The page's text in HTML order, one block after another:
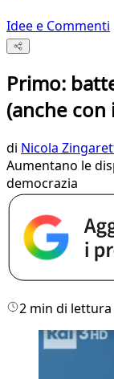
Idee e Commenti
Primo:
(anche
di Nicola
Aumentano le
democrazia
2 min di lettura